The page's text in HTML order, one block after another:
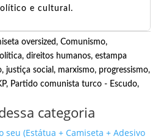
e cultural.
oversized,Comunismo,
,direitos humanos,estampa
,justiça social, marxismo, progressismo,
Partido comunista turco - Escudo,
categoria